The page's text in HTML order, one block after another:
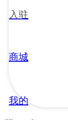
入驻
商城
我的